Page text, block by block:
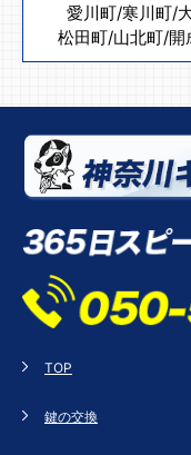
愛川町/寒川町/
松田町/山北町/開
TOP
鍵の交換